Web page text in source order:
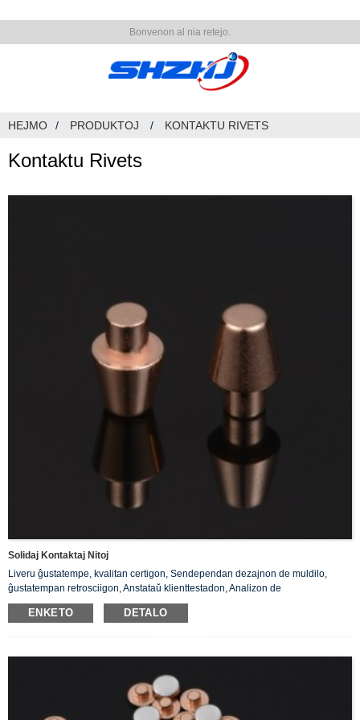
Bonvenon al nia retejo.
HEJMO PRODUKTOJ KONTAKTU RIVETS
Kontaktu Rivets
Solidaj Kontaktaj Nitoj
Liveru ĝustatempe, kvalitan certigon, Sendependan dezajnon de muldilo,
ĝustatempan retrosciigon, Anstataŭ klienttestadon, Analizon de
produktokunmetaĵo.
ENKETO DETALO